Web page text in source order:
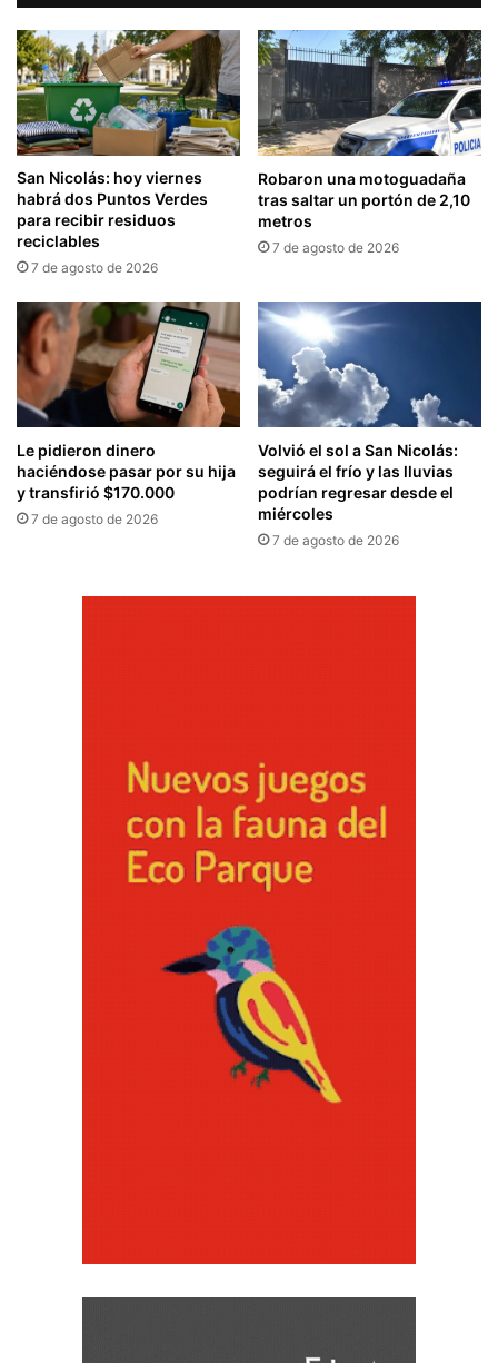
San Nicolás: hoy viernes
habrá dos Puntos Verdes
para recibir residuos
reciclables
7 de agosto de 2026
Robaron una motoguadaña
tras saltar un portón de 2,10
metros
7 de agosto de 2026
Le pidieron dinero
haciéndose pasar por su hija
y transfirió $170.000
7 de agosto de 2026
Volvió el sol a San Nicolás:
seguirá el frío y las lluvias
podrían regresar desde el
miércoles
7 de agosto de 2026